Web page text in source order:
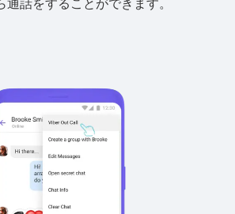
通話をすることができます。